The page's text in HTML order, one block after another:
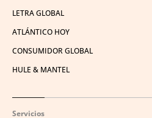
LETRA GLOBAL
ATLÁNTICO HOY
CONSUMIDOR GLOBAL
HULE & MANTEL
Servicios